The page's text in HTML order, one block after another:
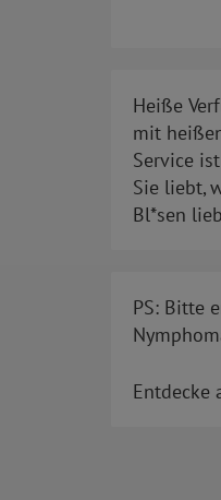
Heiße
mit
Service
Sie liebt,
Bl*sen
PS: Bitte
Entdecke